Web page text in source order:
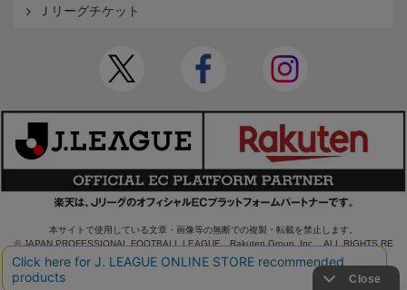
Ｊリーグチケット
本サイトで使用している文章・画像等の無断での複製・転載を禁止します。
© JAPAN PROFESSIONAL FOOTBALL LEAGUE Rakuten Group, Inc. ALL RIGHTS RE
SERVED.